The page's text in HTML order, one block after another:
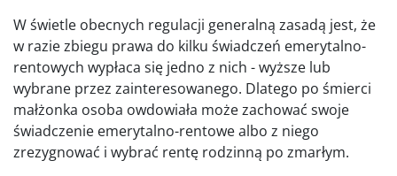
W świetle obecnych regulacji generalną zasadą jest, że
w razie zbiegu prawa do kilku świadczeń emerytalno-
rentowych wypłaca się jedno z nich - wyższe lub
wybrane przez zainteresowanego. Dlatego po śmierci
małżonka osoba owdowiała może zachować swoje
świadczenie emerytalno-rentowe albo z niego
zrezygnować i wybrać rentę rodzinną po zmarłym.